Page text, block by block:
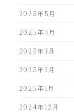
2025年5月
2025年4月
2025年3月
2025年2月
2025年1月
2024年12月